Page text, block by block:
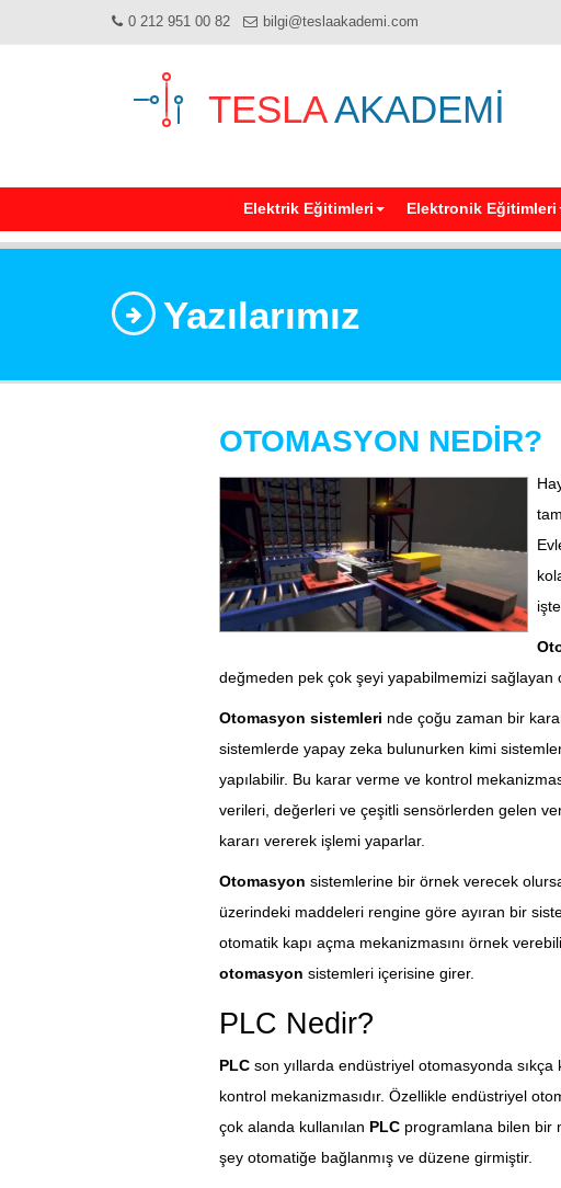
0 212 951 00 82 bilgi@teslaakademi.com
TESLAAKADEMİ
Elektrik Eğitimleri Elektronik Eğitimleri
Yazılarımız
OTOMASYON NEDİR?
değmeden pek çok şeyi yapabilmemizi sağlayan
Otomasyon sistemleri nde çoğu zaman bir
sistemlerde yapay zeka bulunurken kimi
yapılabilir. Bu karar verme ve kontrol
verileri, değerleri ve çeşitli sensörlerden gelen
kararı vererek işlemi yaparlar.
Otomasyon sistemlerine bir örnek verecek
üzerindeki maddeleri rengine göre ayıran bir
otomatik kapı açma mekanizmasını örnek
otomasyon sistemleri içerisine girer.
PLC Nedir?
PLC son yıllarda endüstriyel otomasyonda
kontrol mekanizmasıdır. Özellikle endüstriyel
çok alanda kullanılan PLCprogramlana bilen bir
şey otomatiğe bağlanmış ve düzene girmiştir.